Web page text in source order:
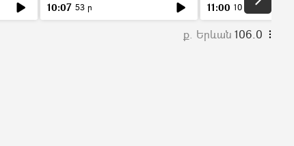
10:07 53 ր 11:00 10 ր
ք. Երևան 106.0